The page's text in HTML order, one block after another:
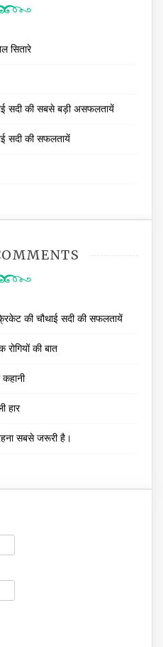
सितारे
सदी की सबसे बड़ी असफलतायें
सदी की सफलतायें
की चौथाई सदी की सफलतायें
रोगियों की बात
हार
सबसे जरूरी है।